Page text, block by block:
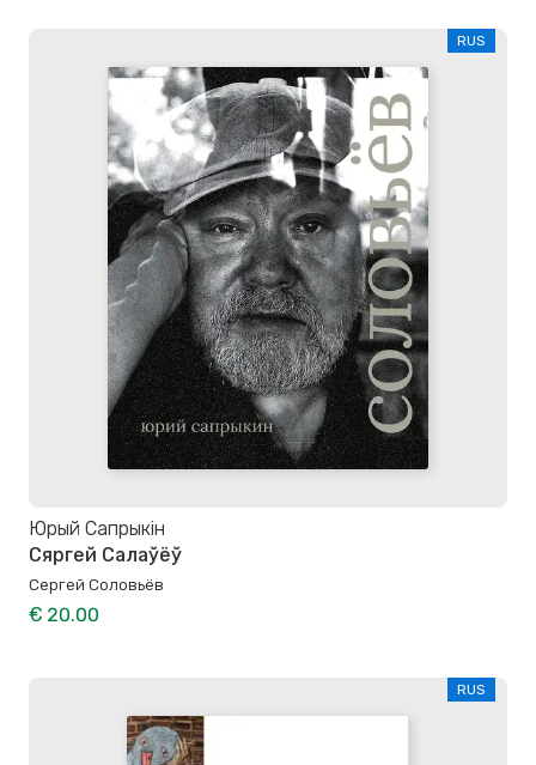
RUS
Юрый Сапрыкін
Сяргей Салаўёў
Сергей Соловьёв
€ 20.00
RUS